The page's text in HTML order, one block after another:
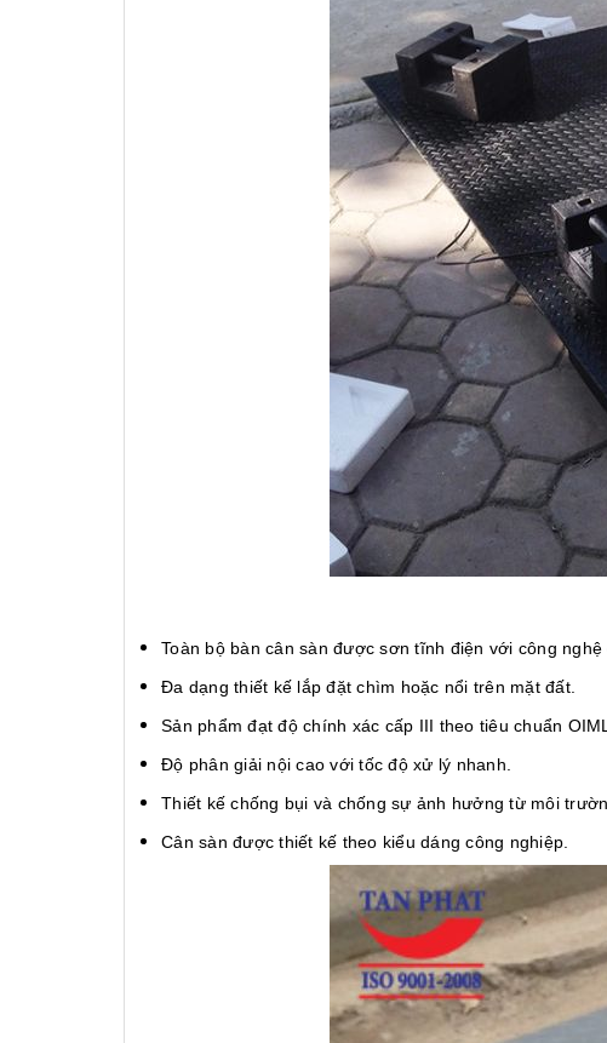
Toàn bộ bàn cân sàn được sơn tĩnh điện với công nghệ
Đa dạng thiết kế lắp đặt chìm hoặc nổi trên mặt đất.
Sản phẩm đạt độ chính xác cấp III theo tiêu chuẩn
Độ phân giải nội cao với tốc độ xử lý nhanh.
Thiết kế chống bụi và chống sự ảnh hưởng từ môi
Cân sàn được thiết kế theo kiểu dáng công nghiệp.